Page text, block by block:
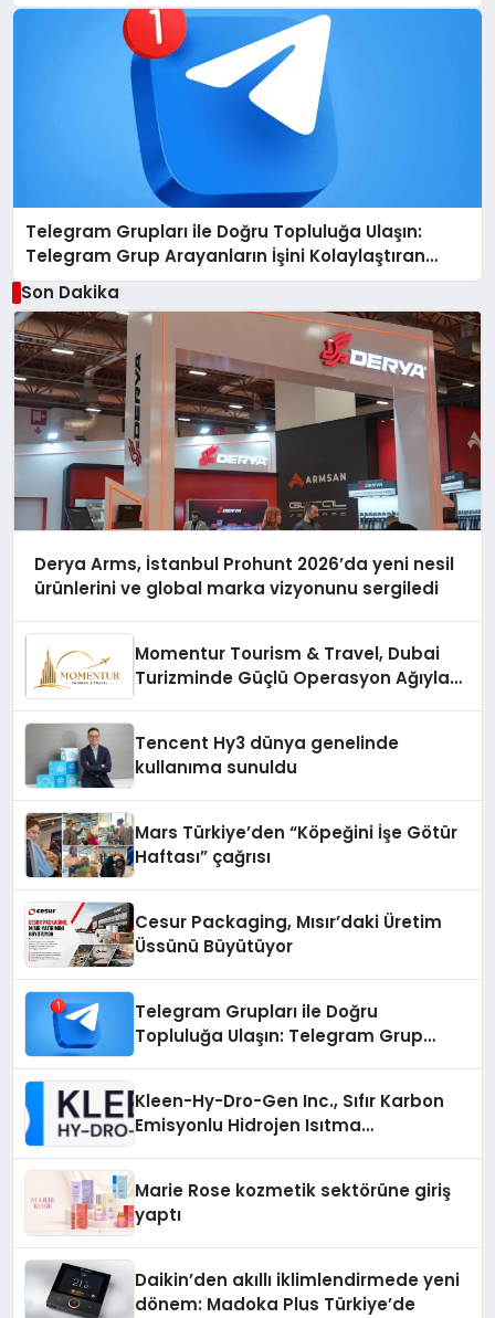
Telegram Grupları ile Doğru Topluluğa Ulaşın:
Telegram Grup Arayanların İşini Kolaylaştıran
Çözüm
Son Dakika
Derya Arms, İstanbul Prohunt 2026’da yeni nesil
ürünlerini ve global marka vizyonunu sergiledi
Momentur Tourism & Travel, Dubai
Turizminde Güçlü Operasyon Ağıyla
Tencent Hy3 dünya genelinde
kullanıma sunuldu
Mars Türkiye’den “Köpeğini İşe Götür
Haftası” çağrısı
Cesur Packaging, Mısır’daki Üretim
Üssünü Büyütüyor
Telegram Grupları ile Doğru
Topluluğa Ulaşın: Telegram Grup
Kleen-Hy-Dro-Gen Inc., Sıfır Karbon
Emisyonlu Hidrojen Isıtma
Marie Rose kozmetik sektörüne giriş
yaptı
Daikin’den akıllı iklimlendirmede yeni
dönem: Madoka Plus Türkiye’de